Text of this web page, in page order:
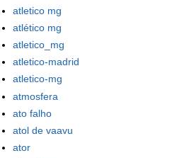
atletico mg
atlético mg
atletico_mg
atletico-madrid
atletico-mg
atmosfera
ato falho
atol de vaavu
ator